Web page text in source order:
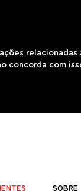
concorda com
SOBRE